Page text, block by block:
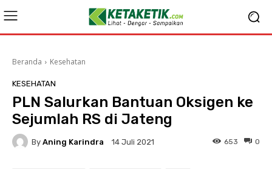
Beranda Kesehatan
KESEHATAN
PLN Salurkan Bantuan Oksigen ke
Sejumlah RS di Jateng
By Aning Karindra 14 Juli 2021 0
653